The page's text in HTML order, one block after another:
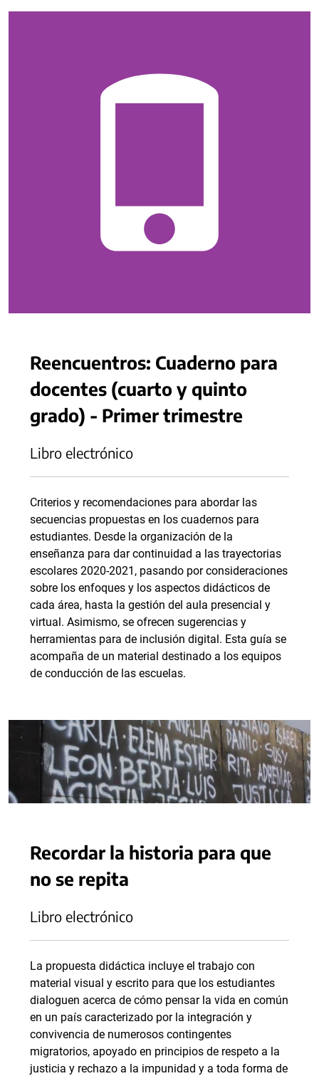
Reencuentros: Cuaderno para
docentes (cuarto y quinto
grado) - Primer trimestre
Libro electrónico
Criterios y recomendaciones para abordar las
secuencias propuestas en los cuadernos para
estudiantes. Desde la organización de la
enseñanza para dar continuidad a las trayectorias
escolares 2020-2021, pasando por consideraciones
sobre los enfoques y los aspectos didácticos de
cada área, hasta la gestión del aula presencial y
virtual. Asimismo, se ofrecen sugerencias y
herramientas para de inclusión digital. Esta guía se
acompaña de un material destinado a los equipos
de conducción de las escuelas.
Recordar la historia para que
no se repita
Libro electrónico
La propuesta didáctica incluye el trabajo con
material visual y escrito para que los estudiantes
dialoguen acerca de cómo pensar la vida en común
en un país caracterizado por la integración y
convivencia de numerosos contingentes
migratorios, apoyado en principios de respeto a la
justicia y rechazo a la impunidad y a toda forma de